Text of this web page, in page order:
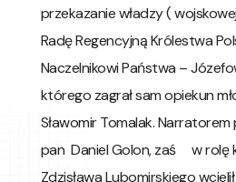
przekazanie władzy (
Radę Regencyjną Królestwa
Naczelnikowi Państwa –
którego zagrał sam opiekun
Sławomir Tomalak.
pan Daniel Golon, zaś w rolę
Zdzisława Lubomirskiego